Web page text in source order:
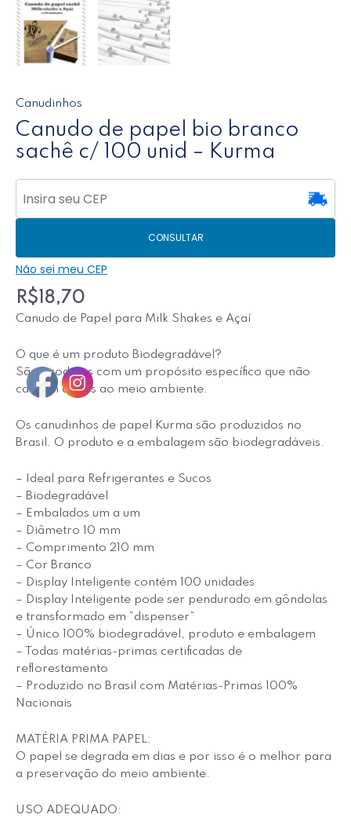
Canudinhos
Canudo de papel bio branco
sachê c/ 100 unid – Kurma
CONSULTAR
Não sei meu CEP
R$ 18,70
Canudo de Papel para Milk Shakes e Açaí
O que é um produto Biodegradável?
São produtos com um propósito específico que não
causam danos ao meio ambiente.
Os canudinhos de papel Kurma são produzidos no
Brasil. O produto e a embalagem são biodegradáveis.
– Ideal para Refrigerantes e Sucos
– Biodegradável
– Embalados um a um
– Diâmetro 10 mm
– Comprimento 210 mm
– Cor Branco
– Display Inteligente contém 100 unidades
– Display Inteligente pode ser pendurado em gôndolas
e transformado em “dispenser”
– Único 100% biodegradável, produto e embalagem
– Todas matérias-primas certificadas de
reflorestamento
– Produzido no Brasil com Matérias-Primas 100%
Nacionais
MATÉRIA PRIMA PAPEL:
O papel se degrada em dias e por isso é o melhor para
a preservação do meio ambiente.
USO ADEQUADO: